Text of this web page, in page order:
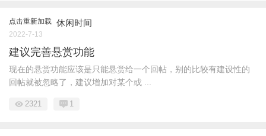
点击重新加载 休闲时间
2022-7-13
建议完善悬赏功能
现在的悬赏功能应该是只能悬赏给一个回帖，别的比较有建设性的
回帖就被忽略了，建议增加对某个或 ...
2321 1